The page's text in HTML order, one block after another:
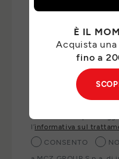
I Suoi dati personali
consenso, per finalità
Sue richieste, potremo
ai nostri partner locali
i Suoi diritti o per
l’informativa sul
CONSENTO
È IL
Acquista
fino a